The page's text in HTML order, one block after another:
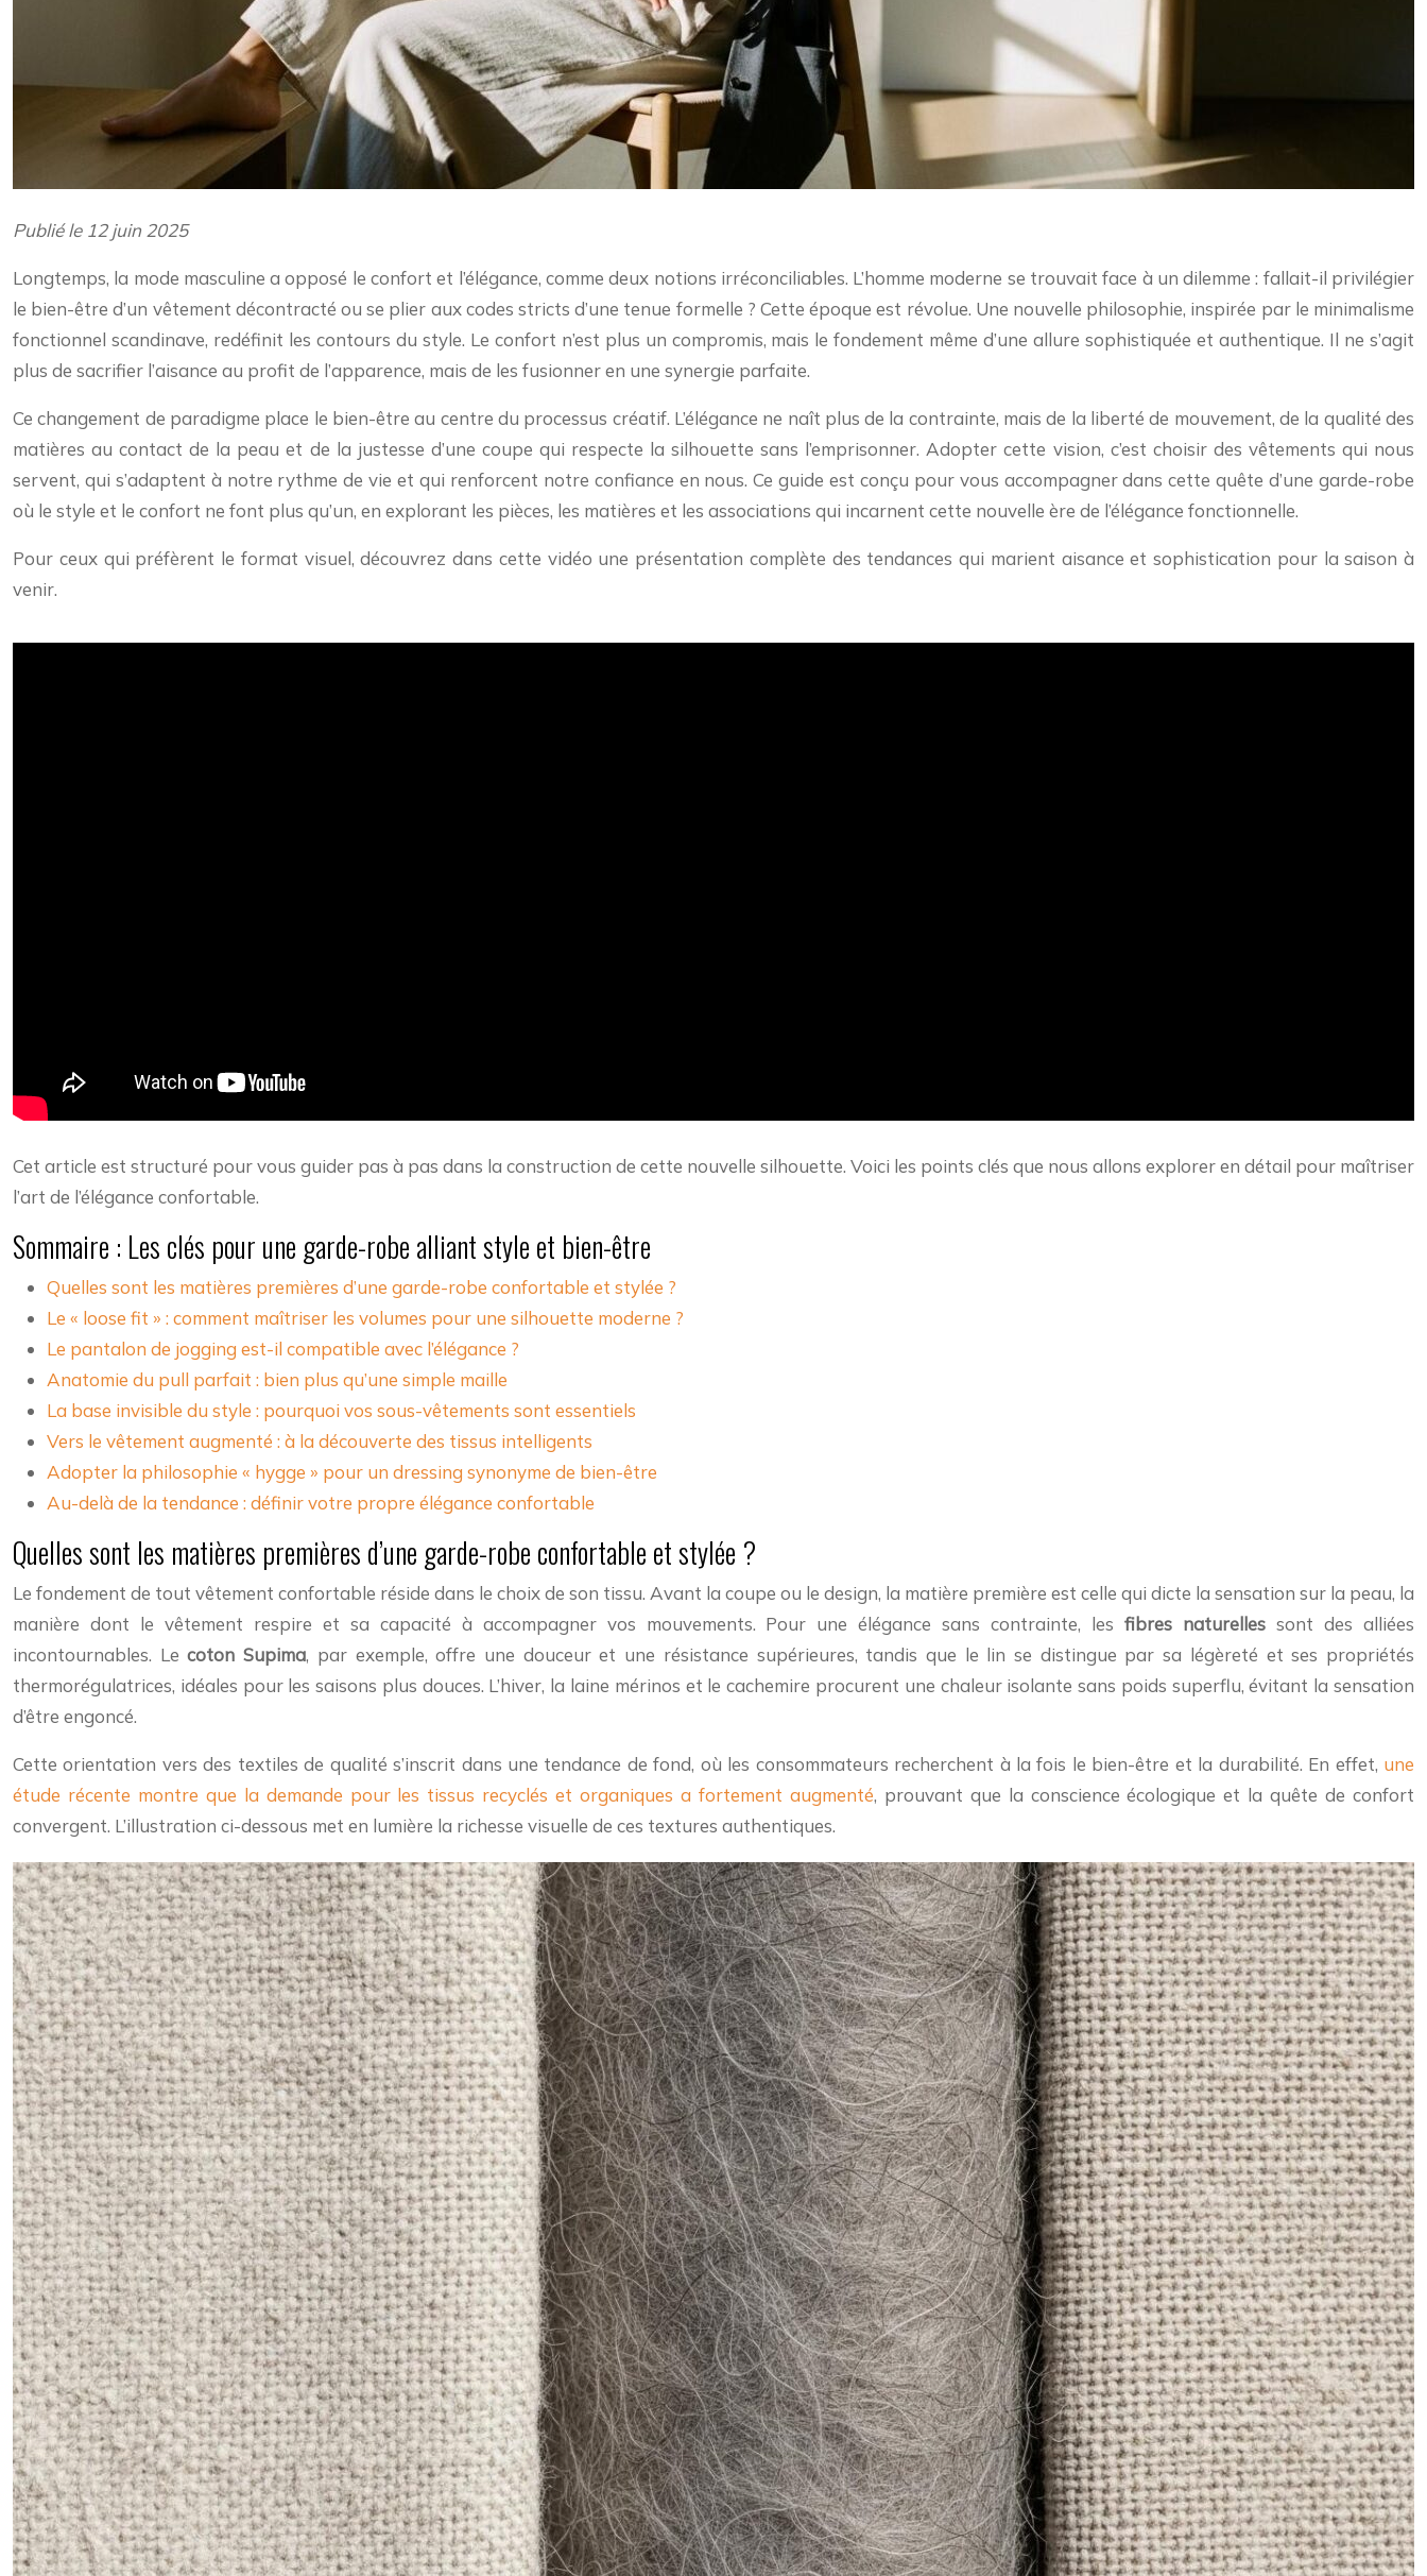
Publié le 12 juin 2025
Longtemps, la mode masculine a opposé le confort et l’élégance, comme deux notions irréconciliables. L’homme moderne se trouvait face à un dilemme : fallait-il privilégier
le bien-être d’un vêtement décontracté ou se plier aux codes stricts d’une tenue formelle ? Cette époque est révolue. Une nouvelle philosophie, inspirée par le minimalisme
fonctionnel scandinave, redéfinit les contours du style. Le confort n’est plus un compromis, mais le fondement même d’une allure sophistiquée et authentique. Il ne s’agit
plus de sacrifier l’aisance au profit de l’apparence, mais de les fusionner en une synergie parfaite.
Ce changement de paradigme place le bien-être au centre du processus créatif. L’élégance ne naît plus de la contrainte, mais de la liberté de mouvement, de la qualité des
matières au contact de la peau et de la justesse d’une coupe qui respecte la silhouette sans l’emprisonner. Adopter cette vision, c’est choisir des vêtements qui nous
servent, qui s’adaptent à notre rythme de vie et qui renforcent notre confiance en nous. Ce guide est conçu pour vous accompagner dans cette quête d’une garde-robe
où le style et le confort ne font plus qu’un, en explorant les pièces, les matières et les associations qui incarnent cette nouvelle ère de l’élégance fonctionnelle.
Pour ceux qui préfèrent le format visuel, découvrez dans cette vidéo une présentation complète des tendances qui marient aisance et sophistication pour la saison à
venir.
Cet article est structuré pour vous guider pas à pas dans la construction de cette nouvelle silhouette. Voici les points clés que nous allons explorer en détail pour maîtriser
l’art de l’élégance confortable.
Sommaire : Les clés pour une garde-robe alliant style et bien-être
Quelles sont les matières premières d’une garde-robe confortable et stylée ?
Le « loose fit » : comment maîtriser les volumes pour une silhouette moderne ?
Le pantalon de jogging est-il compatible avec l’élégance ?
Anatomie du pull parfait : bien plus qu’une simple maille
La base invisible du style : pourquoi vos sous-vêtements sont essentiels
Vers le vêtement augmenté : à la découverte des tissus intelligents
Adopter la philosophie « hygge » pour un dressing synonyme de bien-être
Au-delà de la tendance : définir votre propre élégance confortable
Quelles sont les matières premières d’une garde-robe confortable et stylée ?
Le fondement de tout vêtement confortable réside dans le choix de son tissu. Avant la coupe ou le design, la matière première est celle qui dicte la sensation sur la peau, la
manière dont le vêtement respire et sa capacité à accompagner vos mouvements. Pour une élégance sans contrainte, lesfibres naturelles sont des alliées
incontournables. Lecoton Supima, par exemple, offre une douceur et une résistance supérieures, tandis que le lin se distingue par sa légèreté et ses propriétés
thermorégulatrices, idéales pour les saisons plus douces. L’hiver, la laine mérinos et le cachemire procurent une chaleur isolante sans poids superflu, évitant la sensation
d’être engoncé.
Cette orientation vers des textiles de qualité s’inscrit dans une tendance de fond, où les consommateurs recherchent à la fois le bien-être et la durabilité. En effet, une
étude récente montre que la demande pour les tissus recyclés et organiques a fortement augmenté, prouvant que la conscience écologique et la quête de confort
convergent. L’illustration ci-dessous met en lumière la richesse visuelle de ces textures authentiques.